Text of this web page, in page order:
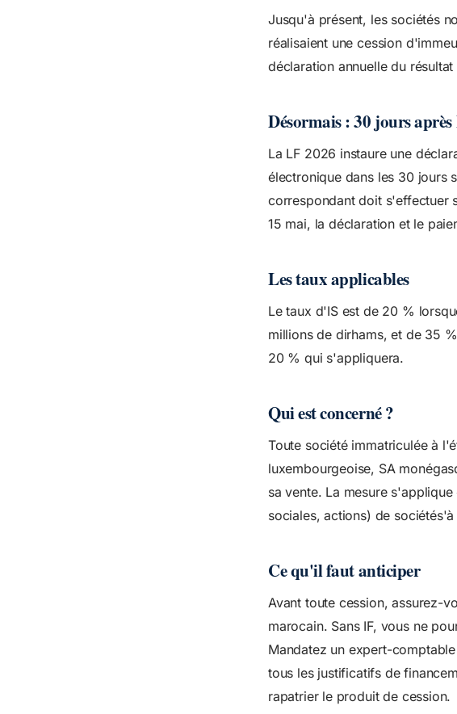
Jusqu'à présent, les sociétés
réalisaient une cession
déclaration annuelle du
Désormais : 30 jours après
La LF 2026 instaure une
électronique dans les 30 jours
correspondant doit s'effectuer
15 mai, la déclaration et le
Les taux applicables
Le taux d'IS est de 20 %
millions de dirhams, et de 35
20 % qui s'appliquera.
Qui est concerné ?
Toute société immatriculée à
luxembourgeoise, SA
sa vente. La mesure
sociales, actions) de
Ce qu'il faut anticiper
Avant toute cession, assurez-
marocain. Sans IF, vous ne
Mandatez un expert-
tous les justificatifs de
rapatrier le produit de cession.